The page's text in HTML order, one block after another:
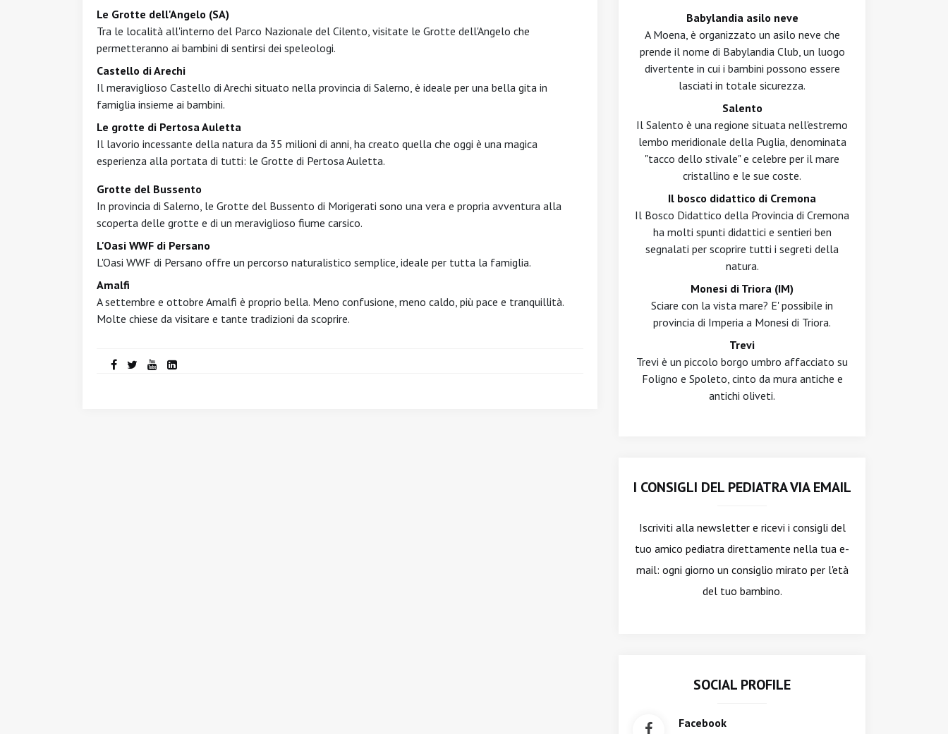
Le Grotte dell'Angelo (SA)
Tra le località all'interno del Parco Nazionale del Cilento, visitate le Grotte dell'Angelo che
permetteranno ai bambini di sentirsi dei speleologi.
Castello di Arechi
Il meraviglioso Castello di Arechi situato nella provincia di Salerno, è ideale per una bella gita in
famiglia insieme ai bambini.
Le grotte di Pertosa Auletta
Il lavorio incessante della natura da 35 milioni di anni, ha creato quella che oggi è una magica
esperienza alla portata di tutti: le Grotte di Pertosa Auletta.
Grotte del Bussento
In provincia di Salerno, le Grotte del Bussento di Morigerati sono una vera e propria avventura alla
scoperta delle grotte e di un meraviglioso fiume carsico.
L'Oasi WWF di Persano
L'Oasi WWF di Persano offre un percorso naturalistico semplice, ideale per tutta la famiglia.
Amalfi
A settembre e ottobre Amalfi è proprio bella. Meno confusione, meno caldo, più pace e tranquillità.
Molte chiese da visitare e tante tradizioni da scoprire.
Babylandia asilo neve
A Moena, è organizzato un asilo neve che
prende il nome di Babylandia Club, un luogo
divertente in cui i bambini possono essere
lasciati in totale sicurezza.
Salento
Il Salento è una regione situata nell'estremo
lembo meridionale della Puglia, denominata
"tacco dello stivale" e celebre per il mare
cristallino e le sue coste.
Il bosco didattico di Cremona
Il Bosco Didattico della Provincia di Cremona
ha molti spunti didattici e sentieri ben
segnalati per scoprire tutti i segreti della
natura.
Monesi di Triora (IM)
Sciare con la vista mare? E' possibile in
provincia di Imperia a Monesi di Triora.
Trevi
Trevi è un piccolo borgo umbro affacciato su
Foligno e Spoleto, cinto da mura antiche e
antichi oliveti.
I CONSIGLI DEL PEDIATRA VIA EMAIL
Iscriviti alla newslettere ricevi i consigli del
tuo amico pediatra direttamente nella tua e-
mail: ogni giorno un consiglio mirato per l'età
del tuo bambino.
SOCIAL PROFILE
Facebook